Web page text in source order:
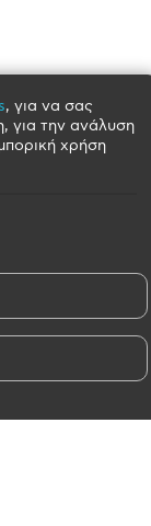
, για να σας
για την ανάλυση
χρήση